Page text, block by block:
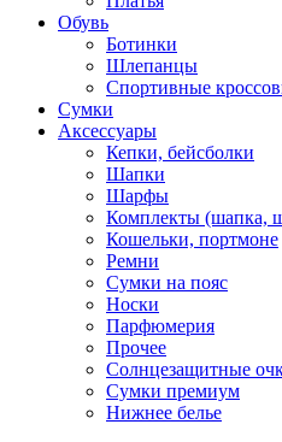
Обувь
Ботинки
Шлепанцы
Спортивные
Сумки
Аксессуары
Кепки, бейсболки
Шапки
Шарфы
Комплекты (шапка,
Кошельки, портмоне
Ремни
Сумки на пояс
Носки
Парфюмерия
Прочее
Солнцезащитные
Сумки премиум
Нижнее белье